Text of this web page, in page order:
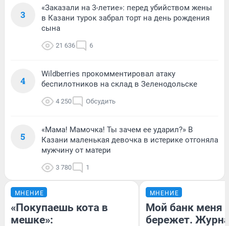
3
«Заказали на 3-летие»: перед убийством жены
в Казани турок забрал торт на день рождения
сына
21 636 6
4
Wildberries прокомментировал атаку
беспилотников на склад в Зеленодольске
4 250 Обсудить
5
«Мама! Мамочка! Ты зачем ее ударил?» В
Казани маленькая девочка в истерике отгоняла
мужчину от матери
3 780 1
МНЕНИЕ
«Покупаешь кота в
мешке»:
МНЕНИЕ
Мой банк меня
бережет.